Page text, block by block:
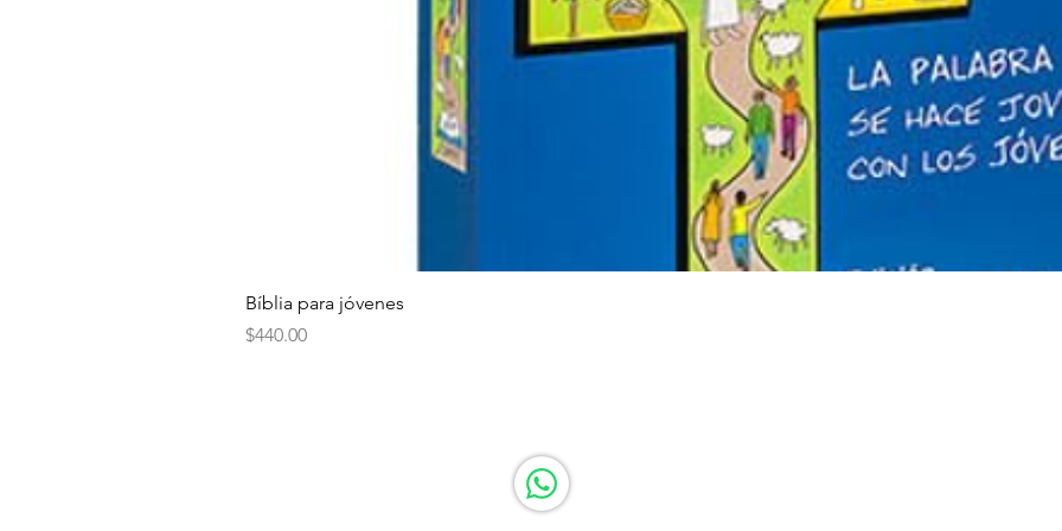
Bíblia para jóvenes
Precio
$440.00